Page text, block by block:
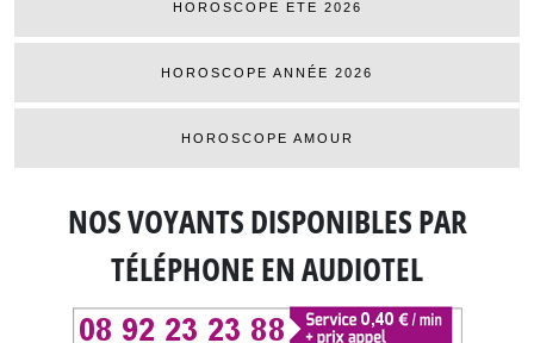
HOROSCOPE ETE 2026
HOROSCOPE ANNÉE 2026
HOROSCOPE AMOUR
NOS VOYANTS DISPONIBLESPAR
TÉLÉPHONE EN AUDIOTEL